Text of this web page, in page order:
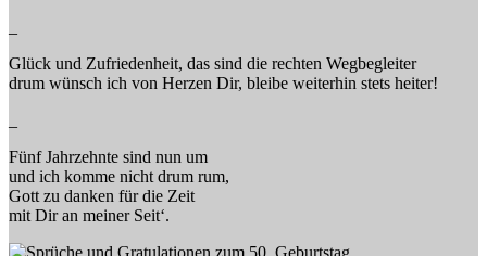
Glück und Zufriedenheit, das sind die rechten Wegbegleiter
drum wünsch ich von Herzen Dir, bleibe weiterhin stets heiter!
Fünf Jahrzehnte sind nun um
und ich komme nicht drum rum,
Gott zu danken für die Zeit
mit Dir an meiner Seit‘.